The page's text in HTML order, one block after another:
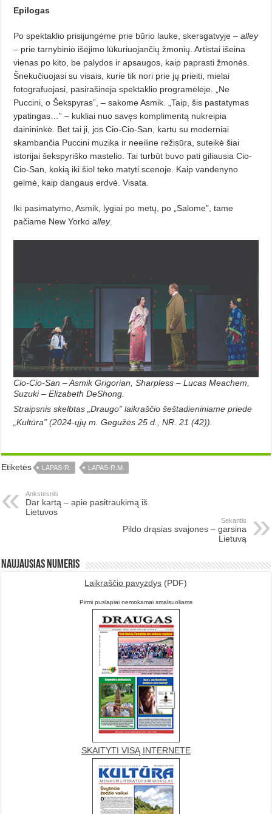
Epilogas
Po spektaklio prisijungėme prie būrio lauke, skersgatvyje –alley
– prie tarnybinio išėjimo lūkuriuojančių žmonių. Artistai išeina
vienas po kito, be palydos ir apsaugos, kaip paprasti žmonės.
Šnekučiuojasi su visais, kurie tik nori prie jų prieiti, mielai
fotografuojasi, pasirašinėja spektaklio programėlėje. „Ne
Puccini, o Šekspyras”, – sakome Asmik. „Taip, šis pastatymas
ypatingas…” – kukliai nuo savęs komplimentą nukreipia
dainininkė. Bet tai ji, jos Cio-Cio-San, kartu su moderniai
skambančia Puccini muzika ir neeiline režisūra, suteikė šiai
istorijai šekspyriško mastelio. Tai turbūt buvo pati giliausia Cio-
Cio-San, kokią iki šiol teko matyti scenoje. Kaip vandenyno
gelmė, kaip dangaus erdvė. Visata.
Iki pasimatymo, Asmik, lygiai po metų, po „Salome”, tame
pačiame New Yorkoalley.
Cio-Cio-San – Asmik Grigorian, Sharpless – Lucas Meachem,
Suzuki – Elizabeth DeShong.
Straipsnis skelbtas „Draugo” laikraščio šeštadieniniame priede
„Kultūra” (2024-ųjų m. Gegužės 25 d., NR. 21 (42)).
Etiketės LAPAS-R. LAPAS-R.M.
Ankstesnis
Dar kartą – apie pasitraukimą iš
Lietuvos
Sekantis
Pildo drąsias svajones – garsina
Lietuvą
Naujausias numeris
Laikraščio pavyzdys (PDF)
Pirmi puslapiai nemokamai smalsuoliams
SKAITYTI VISĄ INTERNETE